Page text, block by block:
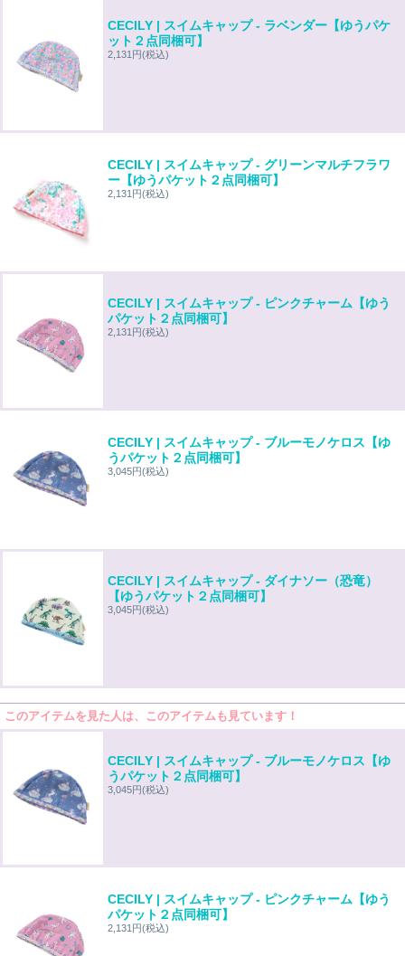
CECILY | スイムキャップ - ラベンダー【ゆうパケ
ット２点同梱可】
2,131円(税込)
CECILY | スイムキャップ - グリーンマルチフラワ
ー【ゆうパケット２点同梱可】
2,131円(税込)
CECILY | スイムキャップ - ピンクチャーム【ゆう
パケット２点同梱可】
2,131円(税込)
CECILY | スイムキャップ - ブルーモノケロス【ゆ
うパケット２点同梱可】
3,045円(税込)
CECILY | スイムキャップ - ダイナソー（恐竜）
【ゆうパケット２点同梱可】
3,045円(税込)
このアイテムを見た人は、このアイテムも見ています！
CECILY | スイムキャップ - ブルーモノケロス【ゆ
うパケット２点同梱可】
3,045円(税込)
CECILY | スイムキャップ - ピンクチャーム【ゆう
パケット２点同梱可】
2,131円(税込)